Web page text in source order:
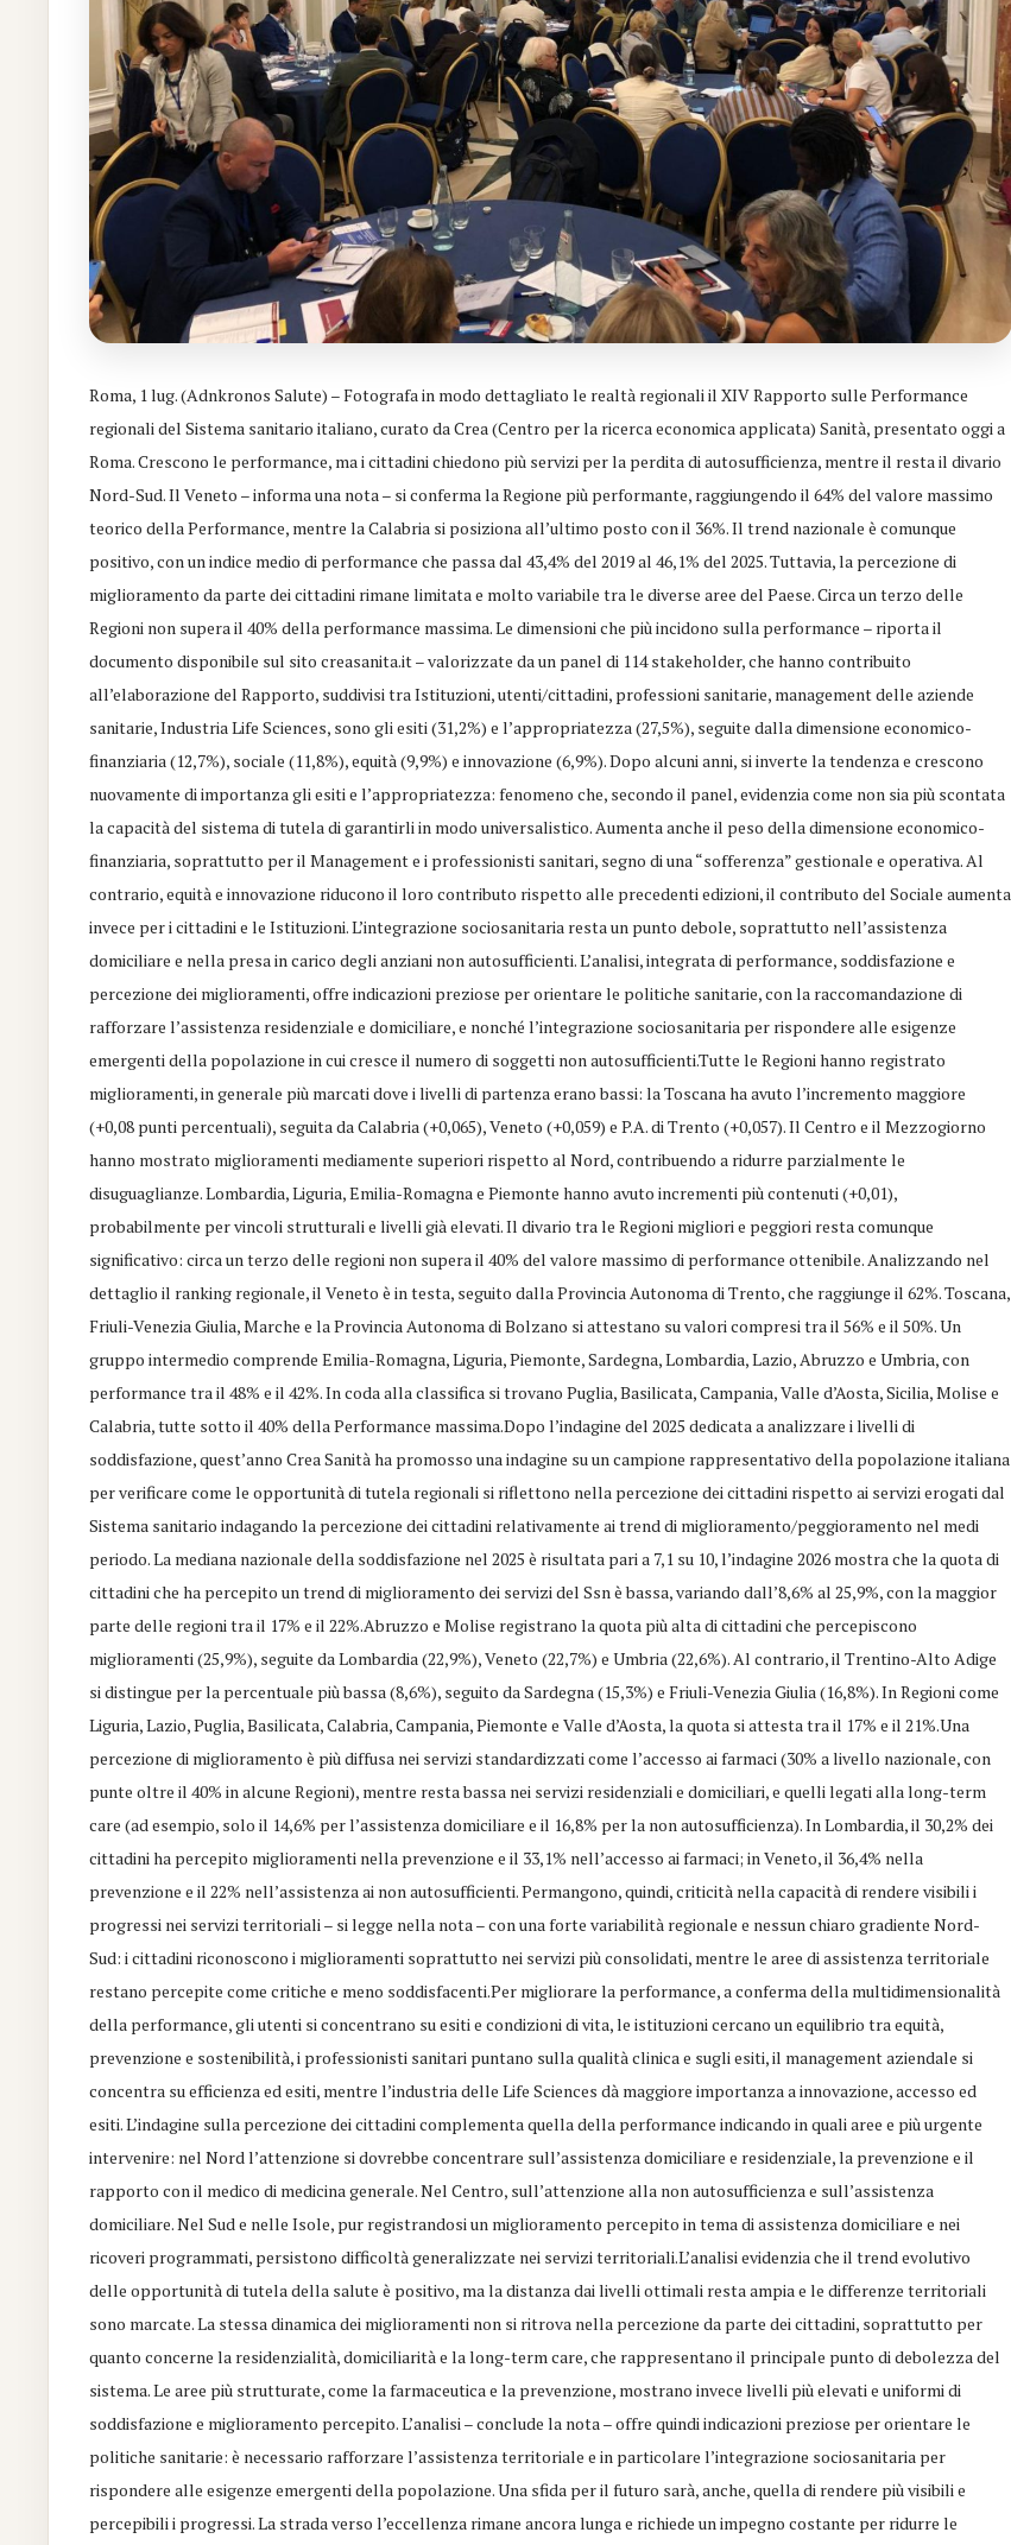
Roma, 1 lug. (Adnkronos Salute) – Fotografa in modo dettagliato le realtà regionali il XIV Rapporto sulle Performance
regionali del Sistema sanitario italiano, curato da Crea (Centro per la ricerca economica applicata) Sanità, presentato oggi a
Roma. Crescono le performance, ma i cittadini chiedono più servizi per la perdita di autosufficienza, mentre il resta il divario
Nord-Sud. Il Veneto – informa una nota – si conferma la Regione più performante, raggiungendo il 64% del valore massimo
teorico della Performance, mentre la Calabria si posiziona all’ultimo posto con il 36%. Il trend nazionale è comunque
positivo, con un indice medio di performance che passa dal 43,4% del 2019 al 46,1% del 2025. Tuttavia, la percezione di
miglioramento da parte dei cittadini rimane limitata e molto variabile tra le diverse aree del Paese. Circa un terzo delle
Regioni non supera il 40% della performance massima. Le dimensioni che più incidono sulla performance – riporta il
documento disponibile sul sito creasanita.it – valorizzate da un panel di 114 stakeholder, che hanno contribuito
all’elaborazione del Rapporto, suddivisi tra Istituzioni, utenti/cittadini, professioni sanitarie, management delle aziende
sanitarie, Industria Life Sciences, sono gli esiti (31,2%) e l’appropriatezza (27,5%), seguite dalla dimensione economico-
finanziaria (12,7%), sociale (11,8%), equità (9,9%) e innovazione (6,9%). Dopo alcuni anni, si inverte la tendenza e crescono
nuovamente di importanza gli esiti e l’appropriatezza: fenomeno che, secondo il panel, evidenzia come non sia più scontata
la capacità del sistema di tutela di garantirli in modo universalistico. Aumenta anche il peso della dimensione economico-
finanziaria, soprattutto per il Management e i professionisti sanitari, segno di una “sofferenza” gestionale e operativa. Al
contrario, equità e innovazione riducono il loro contributo rispetto alle precedenti edizioni, il contributo del Sociale aumenta
invece per i cittadini e le Istituzioni. L’integrazione sociosanitaria resta un punto debole, soprattutto nell’assistenza
domiciliare e nella presa in carico degli anziani non autosufficienti. L’analisi, integrata di performance, soddisfazione e
percezione dei miglioramenti, offre indicazioni preziose per orientare le politiche sanitarie, con la raccomandazione di
rafforzare l’assistenza residenziale e domiciliare, e nonché l’integrazione sociosanitaria per rispondere alle esigenze
emergenti della popolazione in cui cresce il numero di soggetti non autosufficienti.Tutte le Regioni hanno registrato
miglioramenti, in generale più marcati dove i livelli di partenza erano bassi: la Toscana ha avuto l’incremento maggiore
(+0,08 punti percentuali), seguita da Calabria (+0,065), Veneto (+0,059) e P.A. di Trento (+0,057). Il Centro e il Mezzogiorno
hanno mostrato miglioramenti mediamente superiori rispetto al Nord, contribuendo a ridurre parzialmente le
disuguaglianze. Lombardia, Liguria, Emilia-Romagna e Piemonte hanno avuto incrementi più contenuti (+0,01),
probabilmente per vincoli strutturali e livelli già elevati. Il divario tra le Regioni migliori e peggiori resta comunque
significativo: circa un terzo delle regioni non supera il 40% del valore massimo di performance ottenibile. Analizzando nel
dettaglio il ranking regionale, il Veneto è in testa, seguito dalla Provincia Autonoma di Trento, che raggiunge il 62%. Toscana,
Friuli-Venezia Giulia, Marche e la Provincia Autonoma di Bolzano si attestano su valori compresi tra il 56% e il 50%. Un
gruppo intermedio comprende Emilia-Romagna, Liguria, Piemonte, Sardegna, Lombardia, Lazio, Abruzzo e Umbria, con
performance tra il 48% e il 42%. In coda alla classifica si trovano Puglia, Basilicata, Campania, Valle d’Aosta, Sicilia, Molise e
Calabria, tutte sotto il 40% della Performance massima.Dopo l’indagine del 2025 dedicata a analizzare i livelli di
soddisfazione, quest’anno Crea Sanità ha promosso una indagine su un campione rappresentativo della popolazione italiana
per verificare come le opportunità di tutela regionali si riflettono nella percezione dei cittadini rispetto ai servizi erogati dal
Sistema sanitario indagando la percezione dei cittadini relativamente ai trend di miglioramento/peggioramento nel medi
periodo. La mediana nazionale della soddisfazione nel 2025 è risultata pari a 7,1 su 10, l’indagine 2026 mostra che la quota di
cittadini che ha percepito un trend di miglioramento dei servizi del Ssn è bassa, variando dall’8,6% al 25,9%, con la maggior
parte delle regioni tra il 17% e il 22%.Abruzzo e Molise registrano la quota più alta di cittadini che percepiscono
miglioramenti (25,9%), seguite da Lombardia (22,9%), Veneto (22,7%) e Umbria (22,6%). Al contrario, il Trentino-Alto Adige
si distingue per la percentuale più bassa (8,6%), seguito da Sardegna (15,3%) e Friuli-Venezia Giulia (16,8%). In Regioni come
Liguria, Lazio, Puglia, Basilicata, Calabria, Campania, Piemonte e Valle d’Aosta, la quota si attesta tra il 17% e il 21%.Una
percezione di miglioramento è più diffusa nei servizi standardizzati come l’accesso ai farmaci (30% a livello nazionale, con
punte oltre il 40% in alcune Regioni), mentre resta bassa nei servizi residenziali e domiciliari, e quelli legati alla long-term
care (ad esempio, solo il 14,6% per l’assistenza domiciliare e il 16,8% per la non autosufficienza). In Lombardia, il 30,2% dei
cittadini ha percepito miglioramenti nella prevenzione e il 33,1% nell’accesso ai farmaci; in Veneto, il 36,4% nella
prevenzione e il 22% nell’assistenza ai non autosufficienti. Permangono, quindi, criticità nella capacità di rendere visibili i
progressi nei servizi territoriali – si legge nella nota – con una forte variabilità regionale e nessun chiaro gradiente Nord-
Sud: i cittadini riconoscono i miglioramenti soprattutto nei servizi più consolidati, mentre le aree di assistenza territoriale
restano percepite come critiche e meno soddisfacenti.Per migliorare la performance, a conferma della multidimensionalità
della performance, gli utenti si concentrano su esiti e condizioni di vita, le istituzioni cercano un equilibrio tra equità,
prevenzione e sostenibilità, i professionisti sanitari puntano sulla qualità clinica e sugli esiti, il management aziendale si
concentra su efficienza ed esiti, mentre l’industria delle Life Sciences dà maggiore importanza a innovazione, accesso ed
esiti. L’indagine sulla percezione dei cittadini complementa quella della performance indicando in quali aree e più urgente
intervenire: nel Nord l’attenzione si dovrebbe concentrare sull’assistenza domiciliare e residenziale, la prevenzione e il
rapporto con il medico di medicina generale. Nel Centro, sull’attenzione alla non autosufficienza e sull’assistenza
domiciliare. Nel Sud e nelle Isole, pur registrandosi un miglioramento percepito in tema di assistenza domiciliare e nei
ricoveri programmati, persistono difficoltà generalizzate nei servizi territoriali.L’analisi evidenzia che il trend evolutivo
delle opportunità di tutela della salute è positivo, ma la distanza dai livelli ottimali resta ampia e le differenze territoriali
sono marcate. La stessa dinamica dei miglioramenti non si ritrova nella percezione da parte dei cittadini, soprattutto per
quanto concerne la residenzialità, domiciliarità e la long-term care, che rappresentano il principale punto di debolezza del
sistema. Le aree più strutturate, come la farmaceutica e la prevenzione, mostrano invece livelli più elevati e uniformi di
soddisfazione e miglioramento percepito. L’analisi – conclude la nota – offre quindi indicazioni preziose per orientare le
politiche sanitarie: è necessario rafforzare l’assistenza territoriale e in particolare l’integrazione sociosanitaria per
rispondere alle esigenze emergenti della popolazione. Una sfida per il futuro sarà, anche, quella di rendere più visibili e
percepibili i progressi. La strada verso l’eccellenza rimane ancora lunga e richiede un impegno costante per ridurre le